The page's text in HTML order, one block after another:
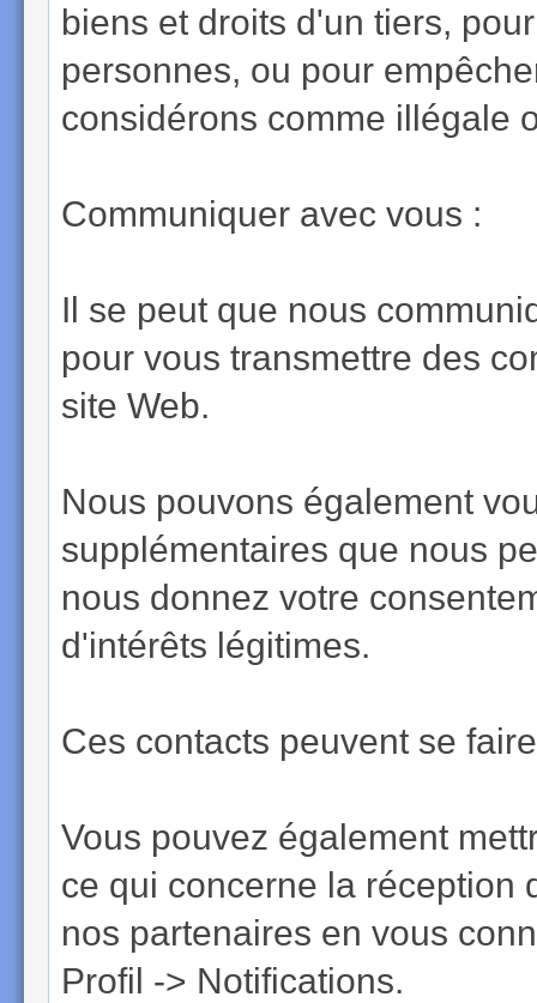
biens et droits d'un tiers,
personnes, ou pour
considérons comme illégale
Communiquer avec vous :
Il se peut que nous
pour vous transmettre des
site Web.
Nous pouvons également
supplémentaires que nous
nous donnez votre
d'intérêts légitimes.
Ces contacts peuvent se
Vous pouvez également
ce qui concerne la réception
nos partenaires en vous
Profil -> Notifications.